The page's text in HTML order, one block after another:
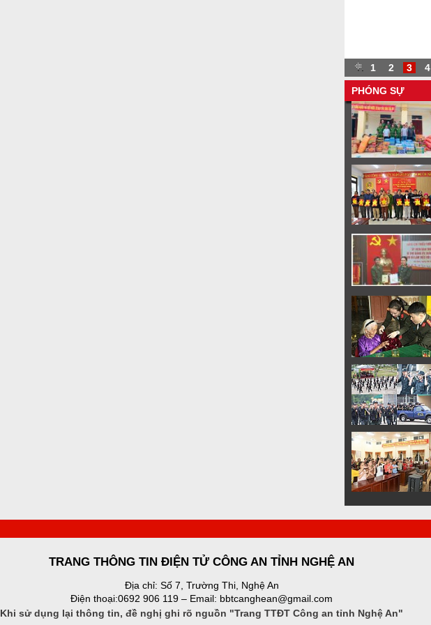
. 1 2 3 4
PHÓNG SỰ
TRANG THÔNG TIN ĐIỆN TỬ CÔNG AN TỈNH NGHỆ AN
Địa chỉ: Số 7, Trường Thi, Nghệ An
Điện thoại:0692 906 119 – Email: bbtcanghean@gmail.com
Khi sử dụng lại thông tin, đề nghị ghi rõ nguồn "Trang TTĐT Công an tỉnh Nghệ An"